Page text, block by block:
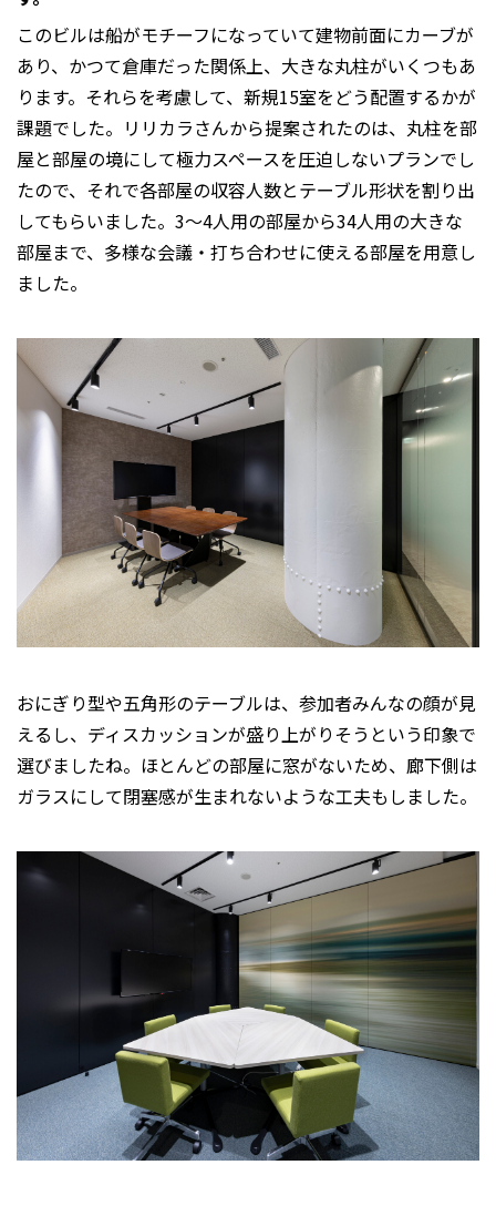
このビルは船がモチーフになっていて建物前面にカーブが
あり、かつて倉庫だった関係上、大きな丸柱がいくつもあ
ります。それらを考慮して、新規15室をどう配置するかが
課題でした。リリカラさんから提案されたのは、丸柱を部
屋と部屋の境にして極力スペースを圧迫しないプランでし
たので、それで各部屋の収容人数とテーブル形状を割り出
してもらいました。3〜4人用の部屋から34人用の大きな
部屋まで、多様な会議・打ち合わせに使える部屋を用意し
ました。
おにぎり型や五角形のテーブルは、参加者みんなの顔が見
えるし、ディスカッションが盛り上がりそうという印象で
選びましたね。ほとんどの部屋に窓がないため、廊下側は
ガラスにして閉塞感が生まれないような工夫もしました。